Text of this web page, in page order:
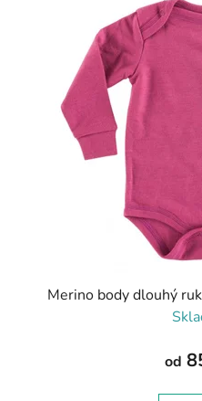
Merino body dlouhý
od